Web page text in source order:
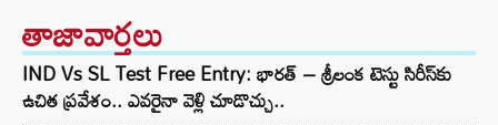
తాజావార్తలు
IND Vs SL Test Free Entry: భారత్ – శ్రీలంక టెస్టు సిరీస్‌కు
ఉచిత ప్రవేశం.. ఎవరైనా వెళ్లి చూడొచ్చు..